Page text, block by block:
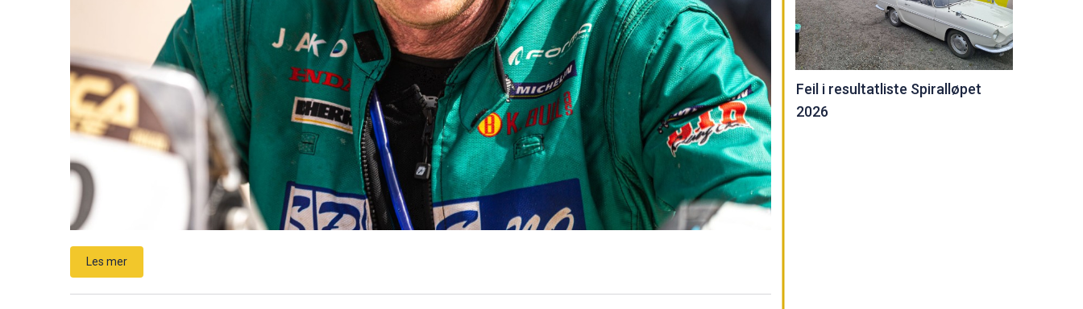
Les mer
Feil i resultatliste Spiralløpet
2026